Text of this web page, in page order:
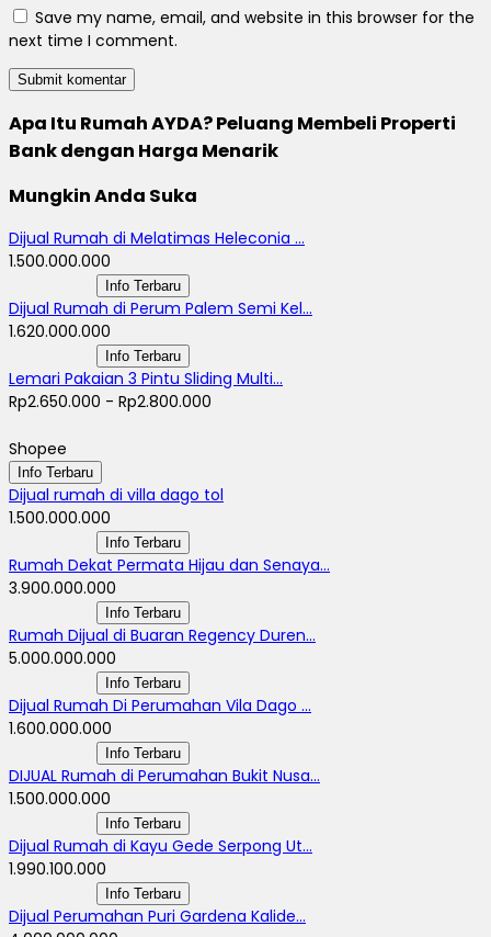
Save my name, email, and website in this browser for the
next time I comment.
Apa Itu Rumah AYDA? Peluang Membeli Properti
Bank dengan Harga Menarik
Mungkin Anda Suka
Dijual Rumah di Melatimas Heleconia ...
1.500.000.000
Info Terbaru
Dijual Rumah di Perum Palem Semi Kel...
1.620.000.000
Info Terbaru
Lemari Pakaian 3 Pintu Sliding Multi...
Rp2.650.000 - Rp2.800.000
Shopee
Info Terbaru
Dijual rumah di villa dago tol
1.500.000.000
Info Terbaru
Rumah Dekat Permata Hijau dan Senaya...
3.900.000.000
Info Terbaru
Rumah Dijual di Buaran Regency Duren...
5.000.000.000
Info Terbaru
Dijual Rumah Di Perumahan Vila Dago ...
1.600.000.000
Info Terbaru
DIJUAL Rumah di Perumahan Bukit Nusa...
1.500.000.000
Info Terbaru
Dijual Rumah di Kayu Gede Serpong Ut...
1.990.100.000
Info Terbaru
Dijual Perumahan Puri Gardena Kalide...